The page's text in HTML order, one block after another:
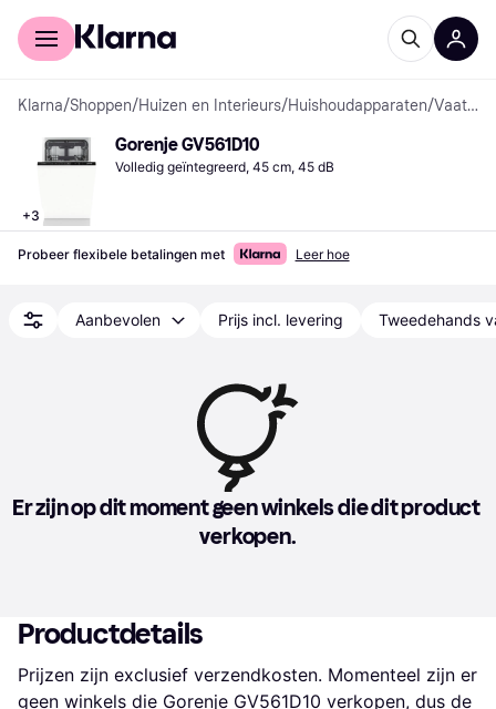
Voor shoppers
Klarna/Shoppen/Huizen en Interieurs/Huishoudapparaten/ Vaatwassers
+3
Gorenje GV561D10
Volledig geïntegreerd, 45 cm, 45 dB
Probeer flexibele betalingen met Leer hoe
Aanbevolen Prijs incl. levering Tweedehands
Er zijn op dit moment geen winkels die dit product
verkopen.
Productdetails
Prijzen zijn exclusief verzendkosten. Momenteel zijn er
geen winkels die Gorenje GV561D10 verkopen, dus de